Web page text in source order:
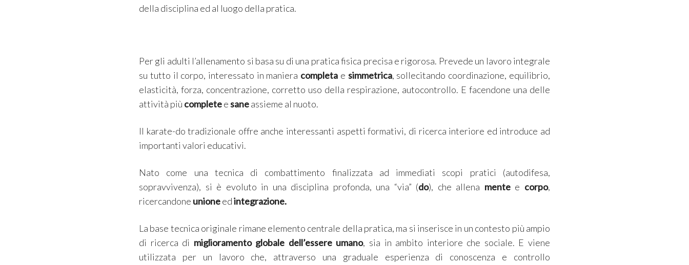
della disciplina ed al luogo della pratica.
Per gli adulti l’allenamento si basa su di una pratica fisica precisa e rigorosa. Prevede un lavoro integrale
su tutto il corpo, interessato in maniera completa e simmetrica, sollecitando coordinazione, equilibrio,
elasticità, forza, concentrazione, corretto uso della respirazione, autocontrollo. E facendone una delle
attività più completeesaneassieme al nuoto.
Il karate-do tradizionale offre anche interessanti aspetti formativi, di ricerca interiore ed introduce ad
importanti valori educativi.
Nato come una tecnica di combattimento finalizzata ad immediati scopi pratici (autodifesa,
sopravvivenza), si è evoluto in una disciplina profonda, una “via” (do), che allena mentee corpo,
ricercandone unioneedintegrazione.
La base tecnica originale rimane elemento centrale della pratica, ma si inserisce in un contesto più ampio
di ricerca di miglioramento globale dell’essere umano, sia in ambito interiore che sociale. E viene
utilizzata per un lavoro che, attraverso una graduale esperienza di conoscenza e controllo